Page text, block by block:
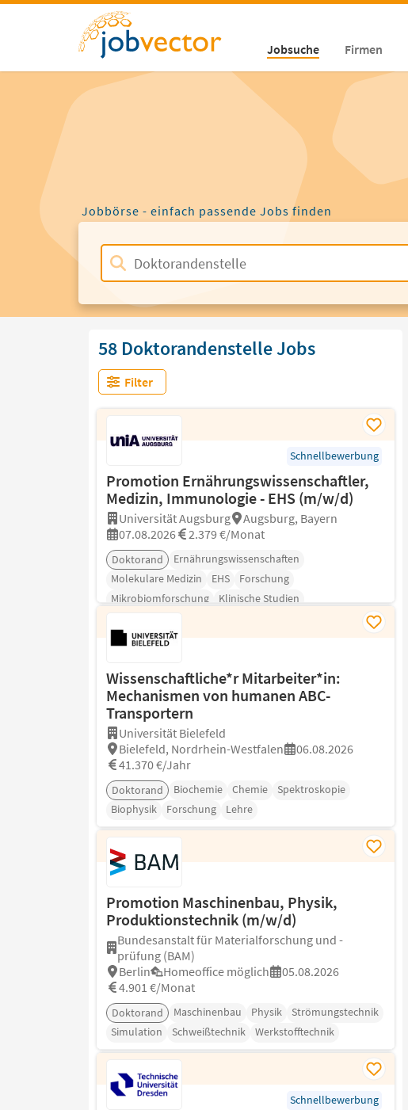
Jobsuche Firmen
Jobbörse - einfach passende Jobs finden
58 Doktorandenstelle Jobs
Filter
Schnellbewerbung
Promotion Ernährungswissenschaftler,
Medizin, Immunologie - EHS (m/w/d)
Universität Augsburg
Augsburg, Bayern
07.08.2026
2.379 €/Monat
Doktorand
Ernährungswissenschaften
Molekulare Medizin
EHS
Forschung
Mikrobiomforschung
Klinische Studien
Wissenschaftliche*r Mitarbeiter*in:
Mechanismen von humanen ABC-
Transportern
Universität Bielefeld
Bielefeld, Nordrhein-Westfalen
06.08.2026
41.370 €/Jahr
Doktorand Biochemie Chemie
Spektroskopie
Biophysik
Forschung Lehre
Promotion Maschinenbau, Physik,
Produktionstechnik (m/w/d)
Bundesanstalt für Materialforschung und -
prüfung (BAM)
Berlin
Homeoffice möglich
05.08.2026
4.901 €/Monat
Doktorand Maschinenbau Physik
Strömungstechnik
Simulation
Schweißtechnik Werkstofftechnik
Schnellbewerbung